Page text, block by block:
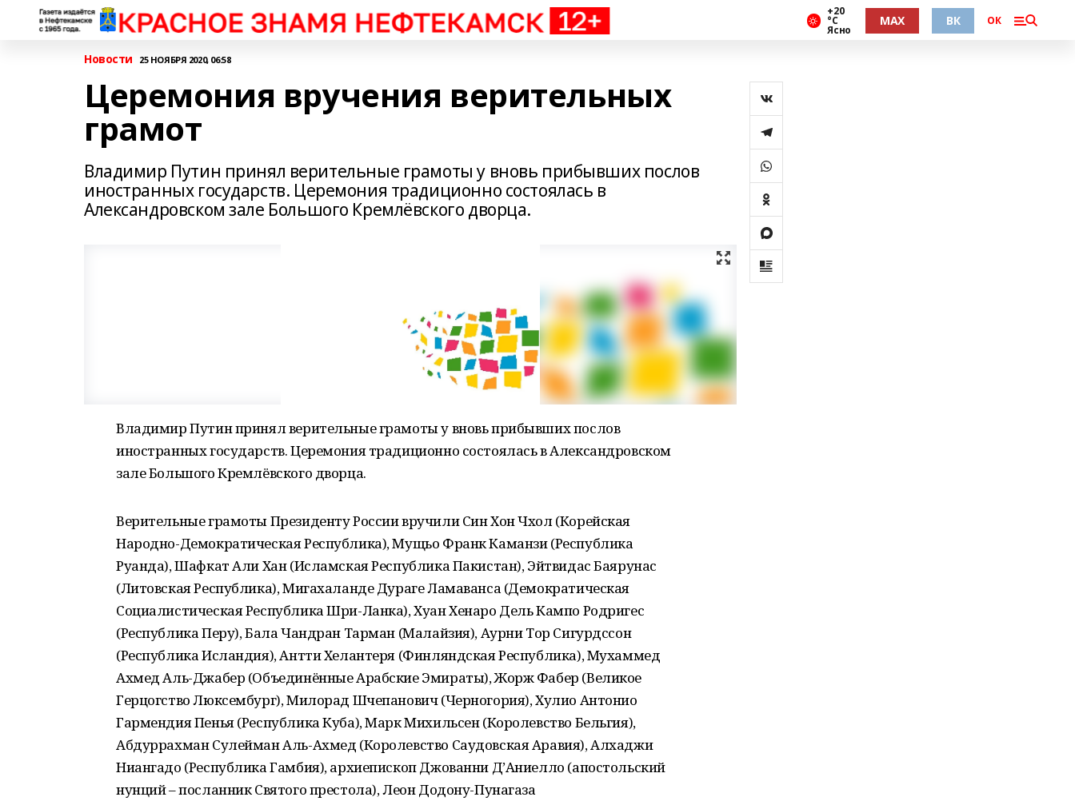
+20
°С
Ясно
MAX ВК ОК
Новости 25 НОЯБРЯ 2020, 06:58
Церемония вручения верительных
грамот
Владимир Путин принял верительные грамоты у вновь прибывших послов
иностранных государств. Церемония традиционно состоялась в
Александровском зале Большого Кремлёвского дворца.
Владимир Путин принял верительные грамоты у вновь прибывших послов
иностранных государств. Церемония традиционно состоялась в Александровском
зале Большого Кремлёвского дворца.
Верительные грамоты Президенту России вручили Син Хон Чхол (Корейская
Народно-Демократическая Республика), Мущьо Франк Каманзи (Республика
Руанда), Шафкат Али Хан (Исламская Республика Пакистан), Эйтвидас Баярунас
(Литовская Республика), Мигахаланде Дураге Ламаванса (Демократическая
Социалистическая Республика Шри-Ланка), Хуан Хенаро Дель Кампо Родригес
(Республика Перу), Бала Чандран Тарман (Малайзия), Аурни Тор Сигурдссон
(Республика Исландия), Антти Хелантеря (Финляндская Республика), Мухаммед
Ахмед Аль-Джабер (Объединённые Арабские Эмираты), Жорж Фабер (Великое
Герцогство Люксембург), Милорад Шчепанович (Черногория), Хулио Антонио
Гармендия Пенья (Республика Куба), Марк Михильсен (Королевство Бельгия),
Абдуррахман Сулейман Аль-Ахмед (Королевство Саудовская Аравия), Алхаджи
Ниангадо (Республика Гамбия), архиепископ Джованни Д’Аниелло (апостольский
нунций – посланник Святого престола), Леон Додону-Пунагаза